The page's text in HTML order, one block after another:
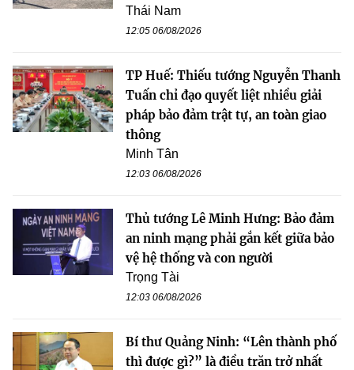
Thái Nam
12:05 06/08/2026
TP Huế: Thiếu tướng Nguyễn Thanh
Tuấn chỉ đạo quyết liệt nhiều giải
pháp bảo đảm trật tự, an toàn giao
thông
Minh Tân
12:03 06/08/2026
Thủ tướng Lê Minh Hưng: Bảo đảm
an ninh mạng phải gắn kết giữa bảo
vệ hệ thống và con người
Trọng Tài
12:03 06/08/2026
Bí thư Quảng Ninh: “Lên thành phố
thì được gì?” là điều trăn trở nhất